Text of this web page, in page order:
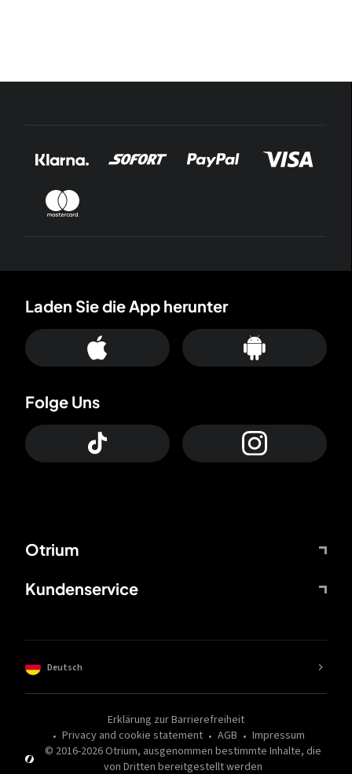
Otrium
Kundenservice
Laden Sie die App herunter
Folge Uns
© 2016-2026Otrium, ausgenommen bestimmte Inhalte, die
von Dritten bereitgestellt werden
Erklärung zur Barrierefreiheit
Privacy and cookie statement
AGB Impressum
Deutsch